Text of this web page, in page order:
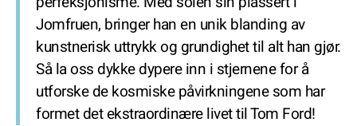
Jomfruen, bringer han en unik blanding av
kunstnerisk uttrykk og grundighet til alt han gjør.
Så la oss dykke dypere inn i stjernene for å
utforske de kosmiske påvirkningene som har
formet det ekstraordinære livet til Tom Ford!